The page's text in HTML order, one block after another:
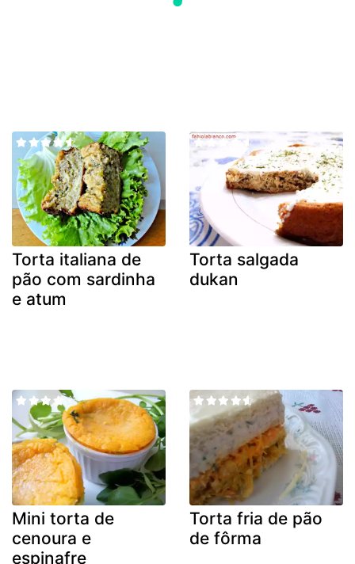
Torta italiana de
pão com sardinha
e atum
Torta salgada
dukan
Mini torta de
cenoura e
espinafre
Torta fria de pão
de fôrma